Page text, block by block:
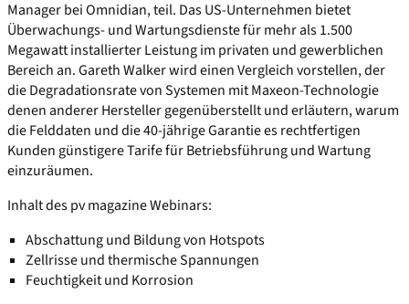
Manager bei Omnidian, teil. Das US-Unternehmen bietet
Überwachungs- und Wartungsdienste für mehr als 1.500
Megawatt installierter Leistung im privaten und gewerblichen
Bereich an. Gareth Walker wird einen Vergleich vorstellen, der
die Degradationsrate von Systemen mit Maxeon-Technologie
denen anderer Hersteller gegenüberstellt und erläutern, warum
die Felddaten und die 40-jährige Garantie es rechtfertigen
Kunden günstigere Tarife für Betriebsführung und Wartung
einzuräumen.
Inhalt des pv magazine Webinars:
Abschattung und Bildung von Hotspots
Zellrisse und thermische Spannungen
Feuchtigkeit und Korrosion